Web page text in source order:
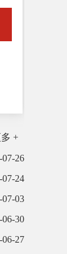
+
07-26
07-24
07-03
06-30
06-27